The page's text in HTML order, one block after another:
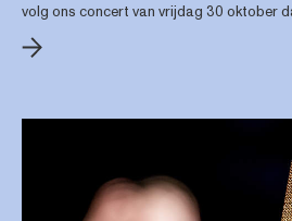
volg ons concert van vrijdag 30 oktober